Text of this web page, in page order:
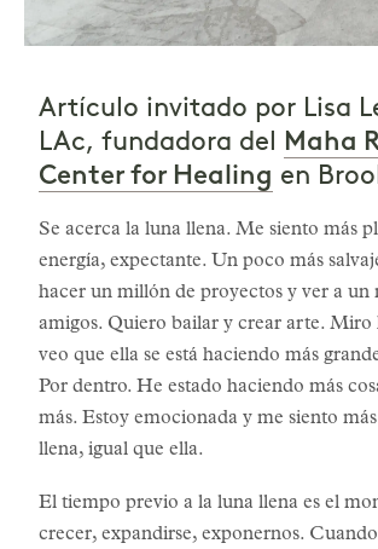
Artículo invitado por Lisa
LAc, fundadora del Maha
Center for Healing en
Se acerca la luna llena. Me siento más
energía, expectante. Un poco más
hacer un millón de proyectos y ver a un
amigos. Quiero bailar y crear arte. Miro
veo que ella se está haciendo más
Por dentro. He estado haciendo más
más. Estoy emocionada y me siento
llena, igual que ella.
El tiempo previo a la luna llena es el
crecer, expandirse, exponernos.